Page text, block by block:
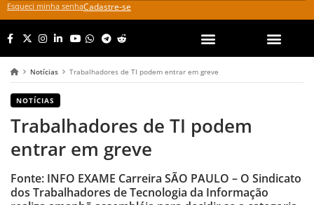
Esqueci minha senhaCadastre-se
Notícias Trabalhadores de TI podem entrar em greve
NOTÍCIAS
Trabalhadores de TI podem
entrar em greve
Fonte: INFO EXAME Carreira SÃO PAULO – O Sindicato
dos Trabalhadores de Tecnologia da Informação